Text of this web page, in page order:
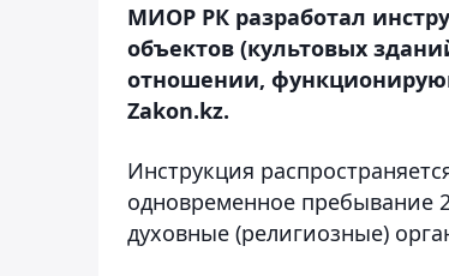
МИОР РК разработал
объектов (культовых
отношении,
Zakon.kz.
Инструкция
одновременное пребывание
духовные (религиозные)